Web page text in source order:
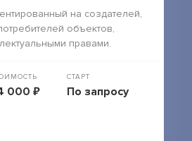
на создателей,
объектов,
правами.
000 ₽
СТАРТ
По запросу